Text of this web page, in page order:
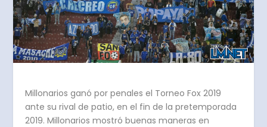
Millonarios ganó por penales el Torneo Fox 2019
ante su rival de patio, en el fin de la pretemporada
2019. Millonarios mostró buenas maneras en